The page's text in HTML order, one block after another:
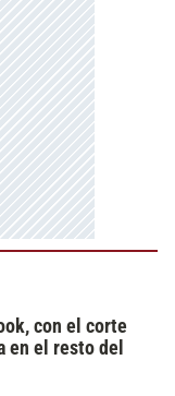
con el corte
en el resto del